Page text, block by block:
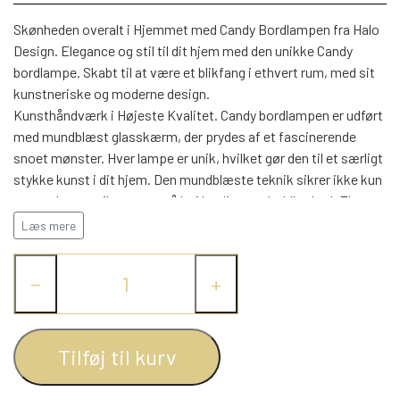
DAYBED/CHAISELONG
ENTRE
BELYSNING
REOLER
REOL EDGE
REOL MISTRAL
REOL SIGN
VÆGPANELER
SPEJLE
BELYSNING
VÆGPANELER
SPEJLE
BELYSNING
VÆGPANELER
SPEJLE
VÆGPANELER
SPEJLE
SPEJLE
PARKERING
AFHENTNING
MONTERING & LEVERING
Skønheden overalt i Hjemmet med Candy Bordlampen fra Halo
Design. Elegance og stil til dit hjem med den unikke Candy
bordlampe. Skabt til at være et blikfang i ethvert rum, med sit
kunstneriske og moderne design.
Kunsthåndværk i Højeste Kvalitet. Candy bordlampen er udført
med mundblæst glasskærm, der prydes af et fascinerende
snoet mønster. Hver lampe er unik, hvilket gør den til et særligt
stykke kunst i dit hjem. Den mundblæste teknik sikrer ikke kun
en smuk æstetik, men også høj kvalitet og holdbarhed. Elegant
og Matchende Design. Lampen er lavet af solidt Glas. Mærk
harmonien af kombinationen der skaber et sammenhængende
indretninger. Fleksibel og Brugervenlig. Lampen er designet
med en E27 fatning, som giver dig mulighed for at vælge netop
den pære, der passer bedst til dine behov. Den integrerede
afbryder, monteret på ledningen, gør det nemt at tænde og
slukke for lyset.
Læs mere
− +
Tilføj til kurv